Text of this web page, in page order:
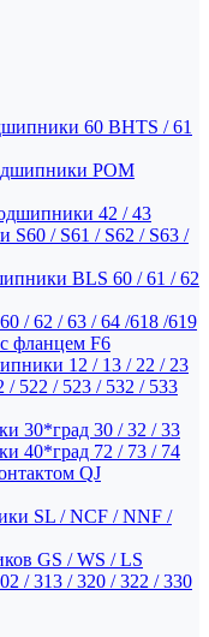
60 BHTS / 61
POM
42 / 43
/ S61 / S62 / S63 /
BLS 60 / 61 / 62
/ 62 / 63 / 64 /618 /619
фланцем F6
12 / 13 / 22 / 23
522 / 523 / 532 / 533
30*град 30 / 32 / 33
40*град 72 / 73 / 74
QJ
SL / NCF / NNF /
GS / WS / LS
/ 313 / 320 / 322 / 330